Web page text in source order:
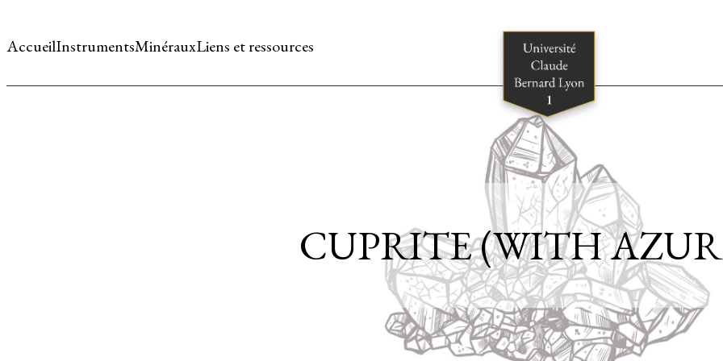
AccueilInstrumentsMinérauxLiens et ressources
CUPRITE (WITH